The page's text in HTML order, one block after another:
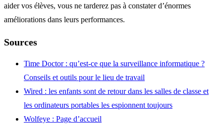
aider vos élèves, vous ne tarderez pas à constater d’énormes
améliorations dans leurs performances.
Sources
Time Doctor : qu’est-ce que la surveillance informatique ?
Conseils et outils pour le lieu de travail
Wired : les enfants sont de retour dans les salles de classe et
les ordinateurs portables les espionnent toujours
Wolfeye : Page d’accueil